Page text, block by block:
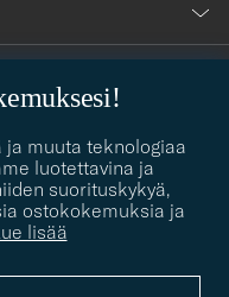
ja muuta teknologiaa
luotettavina ja
suorituskykyä,
ostokokemuksia ja
lisää
Me autamme sinua